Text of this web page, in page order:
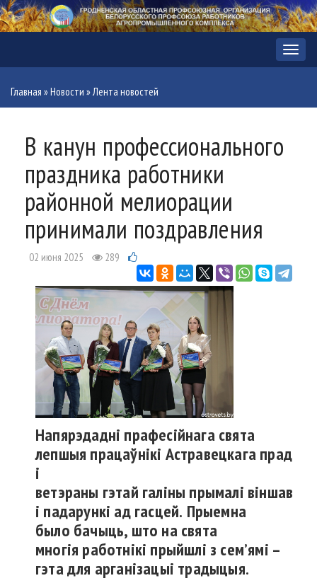
Меню
Главная »Новости »Лента новостей
В канун профессионального
праздника работники
районной мелиорации
принимали поздравления
02 июня 2025 289
Напярэдадні прафесійнагасвята
лепшыя працаўнікі Астравецкага
і
ветэраны гэтай галіны прымалі
і падарункі адгасцей. Прыемна
было бачыць, што на свята
многія работнікі прыйшлі з сем’ямі –
гэтадля арганізацыі традыцыя.